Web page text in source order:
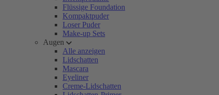
Flüssige Foundation
Kompaktpuder
Loser Puder
Make-up Sets
Augen
Alle anzeigen
Lidschatten
Mascara
Eyeliner
Creme-Lidschatten